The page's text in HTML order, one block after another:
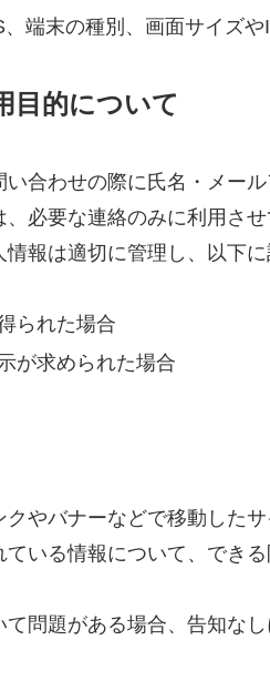
端末の種別、画面サイズ
目的について
合わせの際に氏名・メー
必要な連絡のみに利用さ
情報は適切に管理し、以下
られた場合
が求められた場合
やバナーなどで移動した
ている情報について、でき
問題がある場合、告知な